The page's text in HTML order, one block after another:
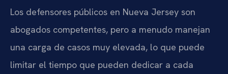
Los defensores públicos en Nueva Jersey son
abogados competentes, pero a menudo manejan
una carga de casos muy elevada, lo que puede
limitar el tiempo que pueden dedicar a cada